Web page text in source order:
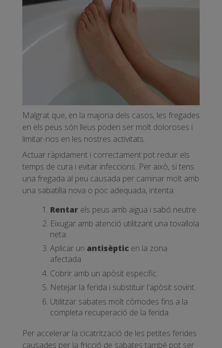
Malgrat que, en la majoria dels casos, les fregades
en els peus són lleus poden ser molt doloroses i
limitar-nos en les nostres activitats.
Actuar ràpidament i correctament pot reduir els
temps de cura i evitar infeccions. Per això, si tens
una fregada al peu causada per caminar molt amb
una sabatilla nova o poc adequada, intenta:
Rentar els peus amb aigua i sabó neutre.
Eixugar amb atenció utilitzant una tovallola
neta.
Aplicar un antisèptic en la zona
afectada.
Cobrir amb un apòsit específic.
Netejar la ferida i substituir l'apòsit sovint.
Utilitzar sabates molt còmodes fins a la
completa recuperació de la ferida.
Per accelerar la cicatrització de les petites ferides
causades per la fricció de sabates també pot ser